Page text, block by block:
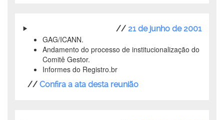
// 21 de junho de 2001
GAG/ICANN.
Andamento do processo de institucionalização do
Comitê Gestor.
Informes do Registro.br
// Confira a ata desta reunião